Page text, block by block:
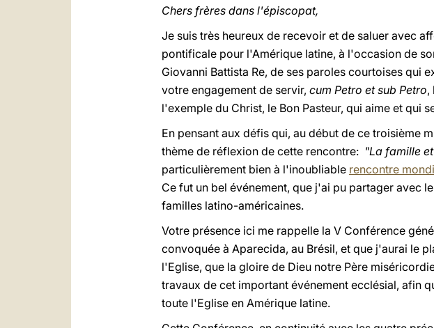
Chers frères dans l'épiscopat,
Je suis très heureux de recevoir et de saluer avec
pontificale pour l'Amérique latine, à l'occasion de
Giovanni Battista Re, de ses paroles courtoises qui
votre engagement de servir, cum Petro et sub Petro,
l'exemple du Christ, le Bon Pasteur, qui aime et qui
En pensant aux défis qui, au début de ce troisième
thème de réflexion de cette rencontre: "La famille
particulièrement bien à l'inoubliable rencontre
Ce fut un bel événement, que j'ai pu partager avec
familles latino-américaines.
Votre présence ici me rappelle la V Conférence
convoquée à Aparecida, au Brésil, et que j'aurai le
l'Eglise, que la gloire de Dieu notre Père
travaux de cet important événement ecclésial, afin
toute l'Eglise en Amérique latine.